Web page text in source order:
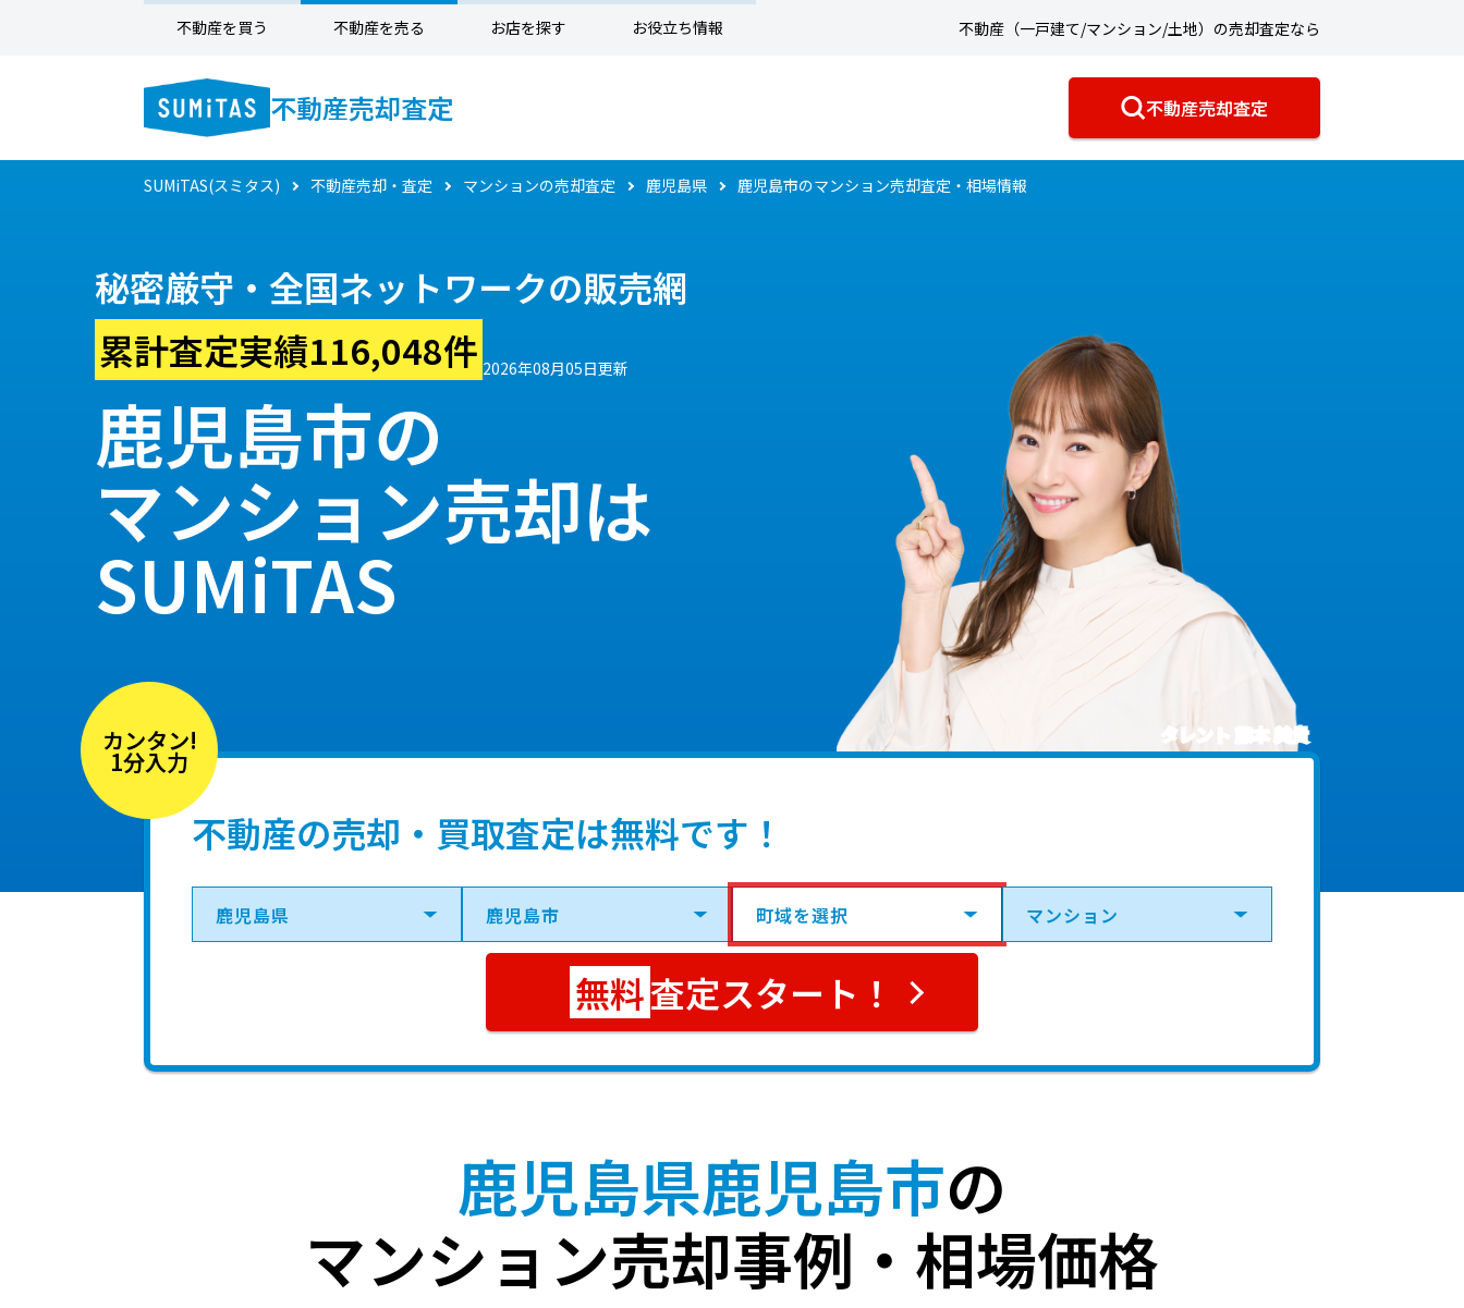
不動産を買う 不動産を売る お店を探す お役立ち情報 不動産（一戸建て/マンション/土地）の売却査定なら
不動産売却査定 不動産売却査定
SUMiTAS(スミタス) 不動産売却・査定 マンションの売却査定 鹿児島県 鹿児島市のマンション売却査定・相場情報
秘密厳守・全国ネットワークの販売網
累計査定実績116,048件 2026年08月05日更新
鹿児島市の
マンション売却は
SUMiTAS
タレント 藤本 美貴
カンタン!
1分入力
不動産の売却・買取査定は無料です！
査定スタート！
鹿児島県鹿児島市の
マンション売却事例・相場価格